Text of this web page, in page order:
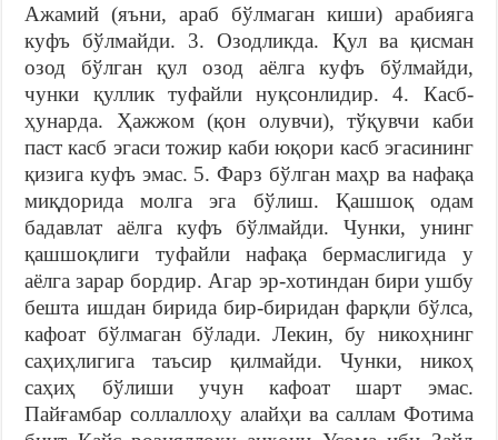
Ажамий (яъни, араб бўлмаган киши) арабияга
куфъ бўлмайди. 3. Озодликда. Қул ва қисман
озод бўлган қул озод аёлга куфъ бўлмайди,
чунки қуллик туфайли нуқсонлидир. 4. Касб-
ҳунарда. Ҳажжом (қон олувчи), тўқувчи каби
паст касб эгаси тожир каби юқори касб эгасининг
қизига куфъ эмас. 5. Фарз бўлган маҳр ва нафақа
миқдорида молга эга бўлиш. Қашшоқ одам
бадавлат аёлга куфъ бўлмайди. Чунки, унинг
қашшоқлиги туфайли нафақа бермаслигида у
аёлга зарар бордир. Агар эр-хотиндан бири ушбу
бешта ишдан бирида бир-биридан фарқли бўлса,
кафоат бўлмаган бўлади. Лекин, бу никоҳнинг
саҳиҳлигига таъсир қилмайди. Чунки, никоҳ
саҳиҳ бўлиши учун кафоат шарт эмас.
Пайғамбар соллаллоҳу алайҳи ва саллам Фотима